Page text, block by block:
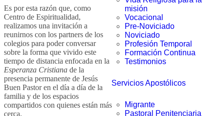
misión
Vocacional
Pre-Noviciado
Noviciado
Profesión Temporal
Formación Continua
Testimonios
Servicios Apostólicos
Migrante
Pastoral Penitenciaria
Es por esta razón que, como
Centro de Espiritualidad,
realizamos una invitación a
reunirnos con los partners de los
colegios para poder conversar
sobre la forma que vivido este
tiempo de distancia enfocada en la
Esperanza Cristiana de la
presencia permanente de Jesús
Buen Pastor en el día a día de la
familia y de los espacios
compartidos con quienes están más
cerca.